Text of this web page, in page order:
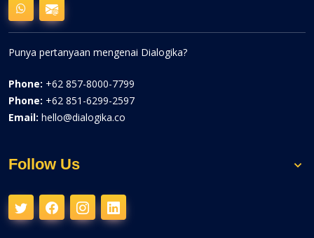
Punya pertanyaan mengenai Dialogika?
Phone: +62 857-8000-7799
Phone: +62 851-6299-2597
Email: hello@dialogika.co
Follow Us